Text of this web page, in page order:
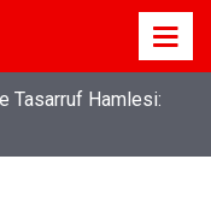
Tasarruf Hamlesi: